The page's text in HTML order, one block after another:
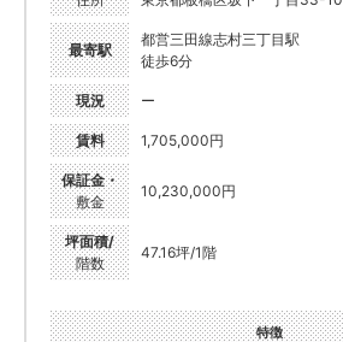
最寄駅
都営三田線志村三丁目駅
徒歩6分
現況 ー
賃料 1,705,000円
保証金・
敷金
10,230,000円
坪面積/
階数
47.16坪/1階
特徴